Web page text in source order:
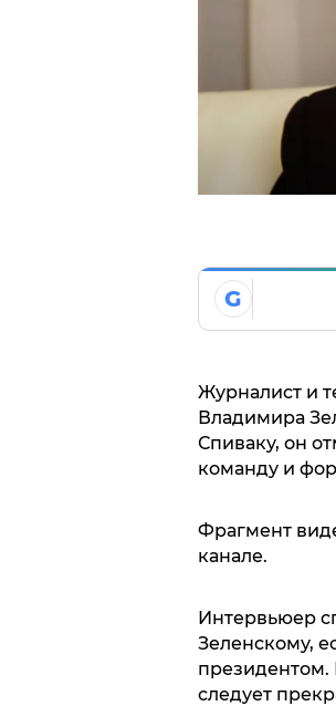
G
Журналист и
Владимира
Спиваку, он
команду и
Фрагмент
канале.
Интервьюер
Зеленскому,
президентом.
следует